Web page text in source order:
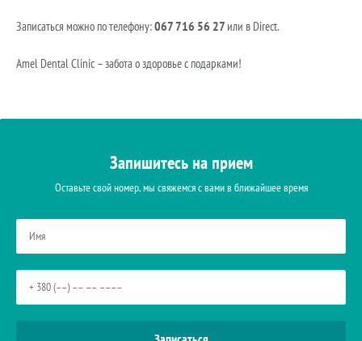
Записаться можно по телефону:067 716 56 27 или в Direct.
Amel Dental Clinic – забота о здоровье с подарками!
Запишитесь на прием
Оставьте свой номер, мы свяжемся с вами в ближайшее время